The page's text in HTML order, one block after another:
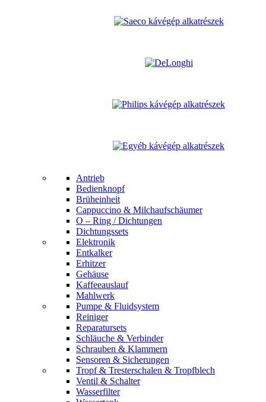
Antrieb
Bedienknopf
Brüheinheit
Cappuccino & Milchaufschäumer
O – Ring / Dichtungen
Dichtungssets
Elektronik
Entkalker
Erhitzer
Gehäuse
Kaffeeauslauf
Mahlwerk
Pumpe & Fluidsystem
Reiniger
Reparatursets
Schläuche & Verbinder
Schrauben & Klammern
Sensoren & Sicherungen
Tropf & Tresterschalen & Tropfblech
Ventil & Schalter
Wasserfilter